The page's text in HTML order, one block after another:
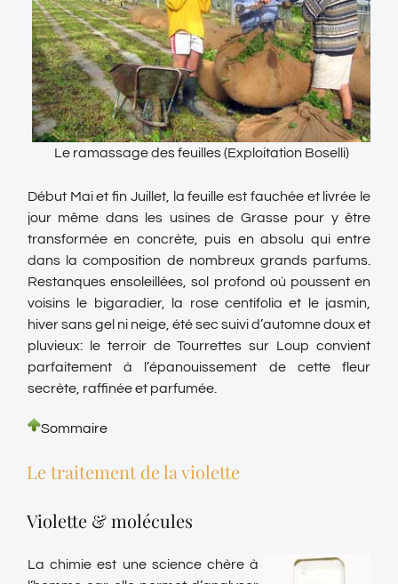
Le ramassage des feuilles (Exploitation Boselli)
Début Mai et fin Juillet, la feuille est fauchée et livrée le
jour même dans les usines de Grasse pour y être
transformée en concrète, puis en absolu qui entre
dans la composition de nombreux grands parfums.
Restanques ensoleillées, sol profond où poussent en
voisins le bigaradier, la rose centifolia et le jasmin,
hiver sans gel ni neige, été sec suivi d’automne doux et
pluvieux: le terroir de Tourrettes sur Loup convient
parfaitement à l’épanouissement de cette fleur
secrète, raffinée et parfumée.
Sommaire
Le traitement de la violette
Violette & molécules
La chimie est une science chère à